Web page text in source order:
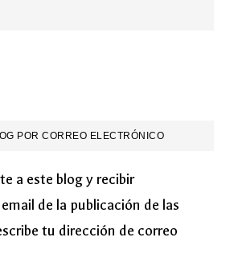
POR CORREO ELECTRÓNICO
a este blog y recibir
de la publicación de las
tu dirección de correo